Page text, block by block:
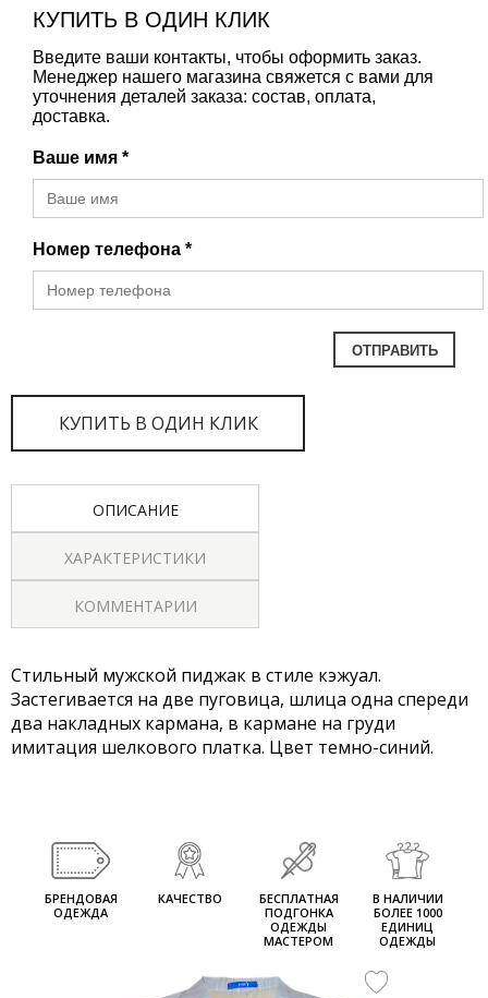
КУПИТЬ В ОДИН КЛИК
Введите ваши контакты, чтобы оформить заказ.
Менеджер нашего магазина свяжется с вами для
уточнения деталей заказа: состав, оплата,
доставка.
Ваше имя *
Номер телефона *
КУПИТЬ В ОДИН КЛИК
ОПИСАНИЕ
ХАРАКТЕРИСТИКИ
КОММЕНТАРИИ
Стильный мужской пиджак в стиле кэжуал.
Застегивается на две пуговица, шлица одна спереди
два накладных кармана, в кармане на груди
имитация шелкового платка. Цвет темно-синий.
БРЕНДОВАЯ
ОДЕЖДА
КАЧЕСТВО
БЕСПЛАТНАЯ
ПОДГОНКА
ОДЕЖДЫ
МАСТЕРОМ
В НАЛИЧИИ
БОЛЕЕ 1000
ЕДИНИЦ
ОДЕЖДЫ